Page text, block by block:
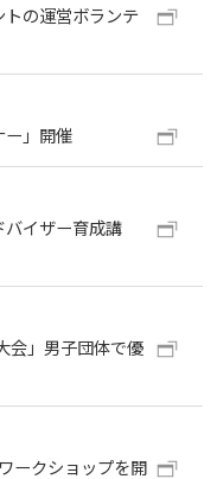
年度以降入学
～2026年度入学
年度以降入学生）
年度入学生）
年度入学生）
・愛称
ンタビュー）
の運営ボランテ
ー」開催
イザー育成講
会」男子団体で優
ークショップを開